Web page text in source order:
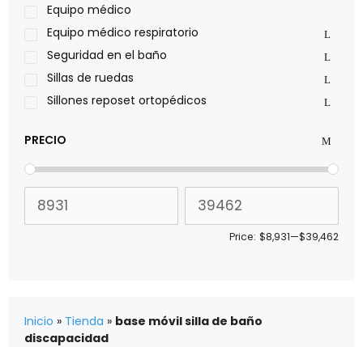
Roho
Sillas de ruedas Everest Jennings
Stealth products
Xiehe Medical
Equipo médico
Equipo médico respiratorio
Seguridad en el baño
Sillas de ruedas
Sillones reposet ortopédicos
PRECIO
Price: $8,931—$39,462
Inicio » Tienda » base móvil silla de baño
discapacidad